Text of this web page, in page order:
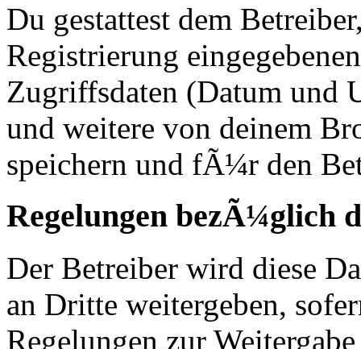
Du gestattest dem
Registrierung
Zugriffsdaten (Datum und
und weitere von deinem
speichern und fÃ¼r den
Regelungen bezÃ¼glich
Der Betreiber wird diese
an Dritte weitergeben,
Regelungen zur